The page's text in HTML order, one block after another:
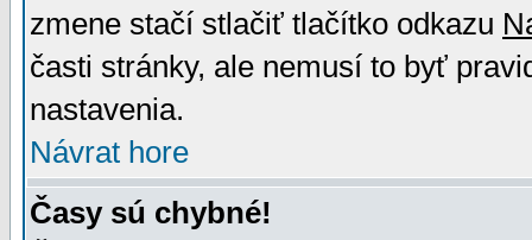
zmene stačí stlačiť tlačítko odkazu
časti stránky, ale nemusí to byť
nastavenia.
Návrat hore
Časy sú chybné!